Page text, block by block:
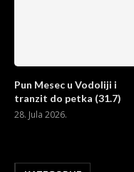
Pun Mesec u Vodoliji i
tranzit do petka (31.7)
28. Jula 2026.